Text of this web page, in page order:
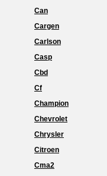
Can
Cargen
Carlson
Casp
Cbd
Cf
Champion
Chevrolet
Chrysler
Citroen
Cma2